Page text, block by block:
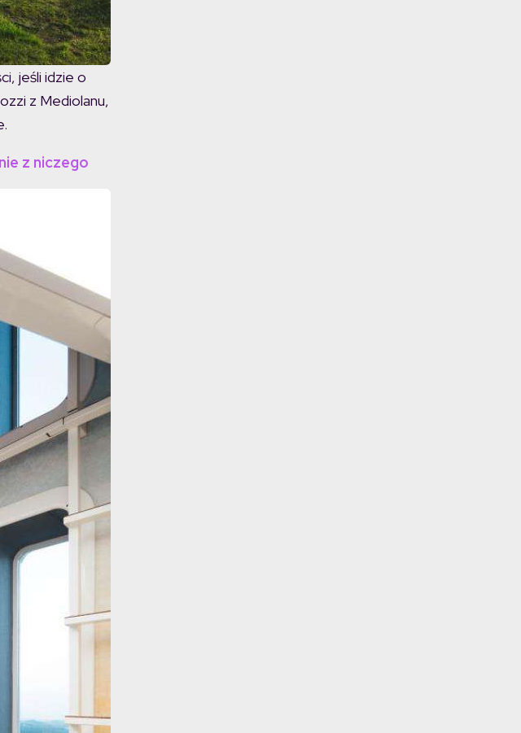
jeśli idzie o
z Mediolanu,
z niczego